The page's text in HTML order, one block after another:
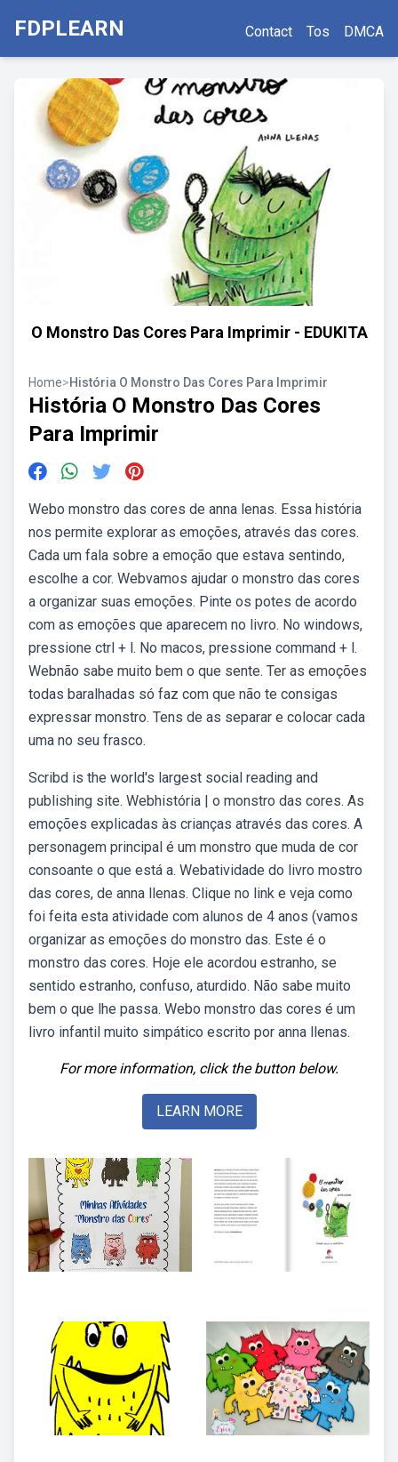
FDPLEARN Contact Tos DMCA
O Monstro Das Cores Para Imprimir - EDUKITA
Home>História O Monstro Das Cores Para Imprimir
História O Monstro Das Cores
Para Imprimir
Webo monstro das cores de anna lenas. Essa história
nos permite explorar as emoções, através das cores.
Cada um fala sobre a emoção que estava sentindo,
escolhe a cor. Webvamos ajudar o monstro das cores
a organizar suas emoções. Pinte os potes de acordo
com as emoções que aparecem no livro. No windows,
pressione ctrl + l. No macos, pressione command + l.
Webnão sabe muito bem o que sente. Ter as emoções
todas baralhadas só faz com que não te consigas
expressar monstro. Tens de as separar e colocar cada
uma no seu frasco.
Scribd is the world's largest social reading and
publishing site. Webhistória | o monstro das cores. As
emoções explicadas às crianças através das cores. A
personagem principal é um monstro que muda de cor
consoante o que está a. Webatividade do livro mostro
das cores, de anna llenas. Clique no link e veja como
foi feita esta atividade com alunos de 4 anos (vamos
organizar as emoções do monstro das. Este é o
monstro das cores. Hoje ele acordou estranho, se
sentido estranho, confuso, aturdido. Não sabe muito
bem o que lhe passa. Webo monstro das cores é um
livro infantil muito simpático escrito por anna llenas.
For more information, click the button below.
LEARN MORE